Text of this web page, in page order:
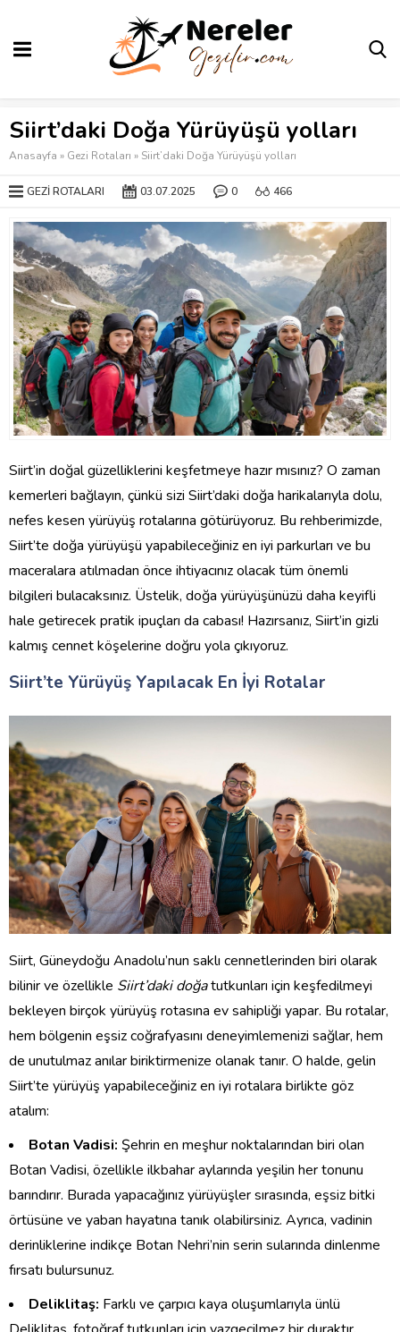
Siirt’daki Doğa Yürüyüşü yolları
Anasayfa » Gezi Rotaları » Siirt’daki Doğa Yürüyüşü yolları
GEZI ROTALARI 03.07.2025 0 466
Siirt’in doğal güzelliklerini keşfetmeye hazır mısınız? O zaman
kemerleri bağlayın, çünkü sizi Siirt’daki doğa harikalarıyla dolu,
nefes kesen yürüyüş rotalarına götürüyoruz. Bu rehberimizde,
Siirt’te doğa yürüyüşü yapabileceğiniz en iyi parkurları ve bu
maceralara atılmadan önce ihtiyacınız olacak tüm önemli
bilgileri bulacaksınız. Üstelik, doğa yürüyüşünüzü daha keyifli
hale getirecek pratik ipuçları da cabası! Hazırsanız, Siirt’in gizli
kalmış cennet köşelerine doğru yola çıkıyoruz.
Siirt’te Yürüyüş Yapılacak En İyi Rotalar
Siirt, Güneydoğu Anadolu’nun saklı cennetlerinden biri olarak
bilinir ve özellikle Siirt’daki doğatutkunları için keşfedilmeyi
bekleyen birçok yürüyüş rotasına ev sahipliği yapar. Bu rotalar,
hem bölgenin eşsiz coğrafyasını deneyimlemenizi sağlar, hem
de unutulmaz anılar biriktirmenize olanak tanır. O halde, gelin
Siirt’te yürüyüş yapabileceğiniz en iyi rotalara birlikte göz
atalım:
Botan Vadisi: Şehrin en meşhur noktalarından biri olan
Botan Vadisi, özellikle ilkbahar aylarında yeşilin her tonunu
barındırır. Burada yapacağınız yürüyüşler sırasında, eşsiz bitki
örtüsüne ve yaban hayatına tanık olabilirsiniz. Ayrıca, vadinin
derinliklerine indikçe Botan Nehri’nin serin sularında dinlenme
fırsatı bulursunuz.
Deliklitaş: Farklı ve çarpıcı kaya oluşumlarıyla ünlü